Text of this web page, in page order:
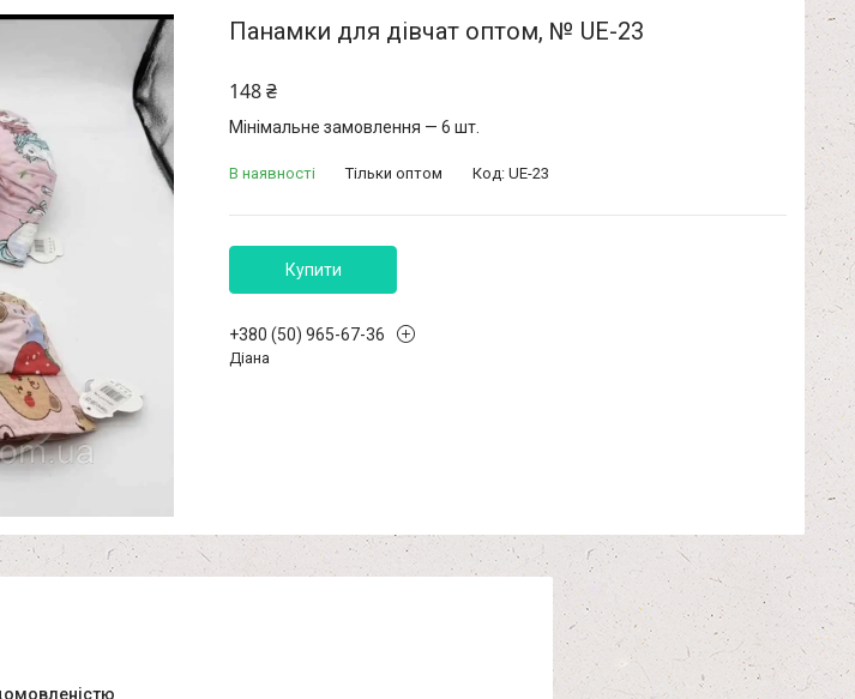
Панамки для дівчат оптом, № UE-23
148 ₴
Мінімальне замовлення — 6 шт.
В наявності Тільки оптом Код: UE-23
Купити
+380 (50) 965-67-36
Діана